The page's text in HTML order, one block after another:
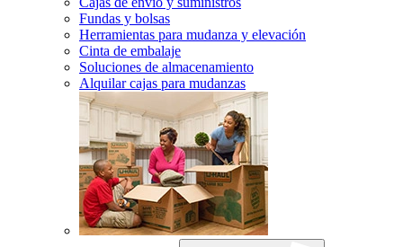
Fundas y bolsas
Herramientas para mudanza y elevación
Cinta de embalaje
Soluciones de almacenamiento
Alquilar cajas para mudanzas